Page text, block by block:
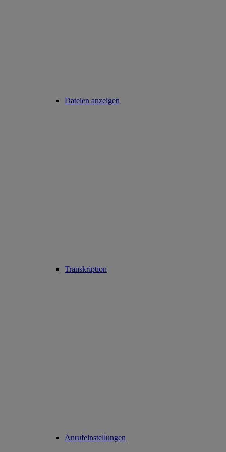
Dateien anzeigen
Transkription
Anrufeinstellungen